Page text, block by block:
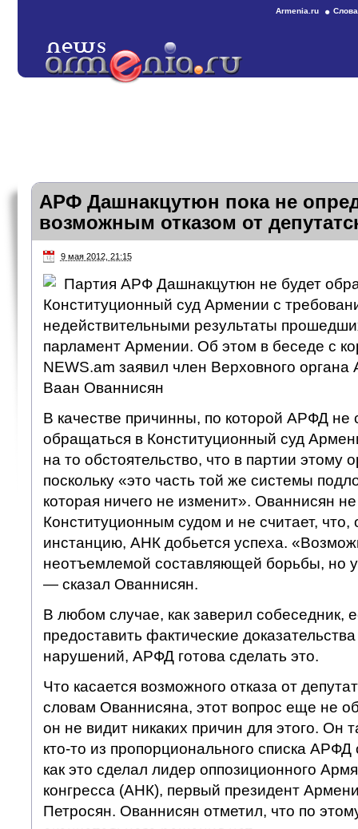
Armenia.ru
АРФ Дашнакцутюн пока не
возможным отказом от
9 мая 2012, 21:15
Партия АРФ Дашнакцутюн не будет
Конституционный суд Армении с
недействительными результаты
парламент Армении. Об этом в беседе с
NEWS.am заявил член Верховного
Ваан Ованнисян
В качестве причинны, по которой АРФД не
обращаться в Конституционный суд
на то обстоятельство, что в партии этому
поскольку «это часть той же системы
которая ничего не изменит». Ованнисян
Конституционным судом и не считает, что,
инстанцию, АНК добьется успеха.
неотъемлемой составляющей борьбы, но у
— сказал Ованнисян.
В любом случае, как заверил собеседник,
предоставить фактические
нарушений, АРФД готова сделать это.
Что касается возможного отказа от
словам Ованнисяна, этот вопрос еще не
он не видит никаких причин для этого. Он
кто-то из пропорционального списка АРФД
как это сделал лидер оппозиционного
конгресса (АНК), первый президент
Петросян. Ованнисян отметил, что по